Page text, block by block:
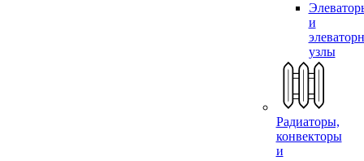
и
узлы
Радиаторы,
конвекторы
и